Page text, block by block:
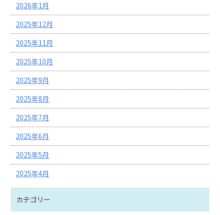
2026年1月
2025年12月
2025年11月
2025年10月
2025年9月
2025年8月
2025年7月
2025年6月
2025年5月
2025年4月
カテゴリー